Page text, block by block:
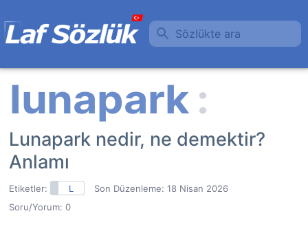
Sözlükte ara
Lunapark nedir, ne demektir?
Anlamı
Etiketler: L Son Düzenleme: 18 Nisan 2026
Soru/Yorum: 0